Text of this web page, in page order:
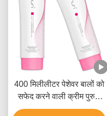
400 मिलीलीटर पेशेवर बालों को
सफेद करने वाली क्रीम पुरुषों
और महिलाओं के लिए 9 स्तर तक